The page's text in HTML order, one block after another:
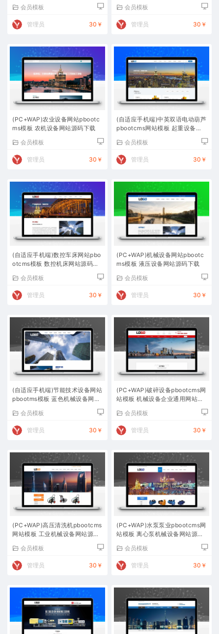
会员模板
管理员 30￥
会员模板
管理员 30￥
(PC+WAP)农业设备网站pbootc
ms模板 农机设备网站源码下载
会员模板
管理员 30￥
(自适应手机端)中英双语电动葫芦
pbootcms网站模板 起重设备网
会员模板
管理员 30￥
(自适应手机端)数控车床网站pbo
otcms模板 数控机床网站源码下
会员模板
管理员 30￥
(PC+WAP)机械设备网站pbootc
ms模板 液压设备网站源码下载
会员模板
管理员 30￥
(自适应手机端)节能技术设备网站
pbootms模板 蓝色机械设备网站
会员模板
管理员 30￥
(PC+WAP)破碎设备pbootcms网
站模板 机械设备企业通用网站源
会员模板
管理员 30￥
(PC+WAP)高压清洗机pbootcms
网站模板 工业机械设备网站源码
会员模板
管理员 30￥
(PC+WAP)水泵泵业pbootcms网
站模板 离心泵机械设备网站源码
会员模板
管理员 30￥